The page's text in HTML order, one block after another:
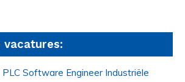
vacatures:
Software Engineer Industriële